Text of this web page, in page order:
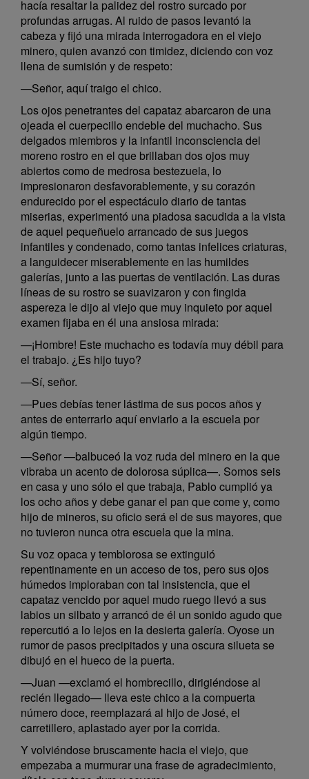
hacía resaltar la palidez del rostro surcado por
profundas arrugas. Al ruido de pasos levantó la
cabeza y fijó una mirada interrogadora en el viejo
minero, quien avanzó con timidez, diciendo con voz
llena de sumisión y de respeto:
—Señor, aquí traigo el chico.
Los ojos penetrantes del capataz abarcaron de una
ojeada el cuerpecillo endeble del muchacho. Sus
delgados miembros y la infantil inconsciencia del
moreno rostro en el que brillaban dos ojos muy
abiertos como de medrosa bestezuela, lo
impresionaron desfavorablemente, y su corazón
endurecido por el espectáculo diario de tantas
miserias, experimentó una piadosa sacudida a la vista
de aquel pequeñuelo arrancado de sus juegos
infantiles y condenado, como tantas infelices criaturas,
a languidecer miserablemente en las humildes
galerías, junto a las puertas de ventilación. Las duras
líneas de su rostro se suavizaron y con fingida
aspereza le dijo al viejo que muy inquieto por aquel
examen fijaba en él una ansiosa mirada:
—¡Hombre! Este muchacho es todavía muy débil para
el trabajo. ¿Es hijo tuyo?
—Sí, señor.
—Pues debías tener lástima de sus pocos años y
antes de enterrarlo aquí enviarlo a la escuela por
algún tiempo.
—Señor —balbuceó la voz ruda del minero en la que
vibraba un acento de dolorosa súplica—. Somos seis
en casa y uno sólo el que trabaja, Pablo cumplió ya
los ocho años y debe ganar el pan que come y, como
hijo de mineros, su oficio será el de sus mayores, que
no tuvieron nunca otra escuela que la mina.
Su voz opaca y temblorosa se extinguió
repentinamente en un acceso de tos, pero sus ojos
húmedos imploraban con tal insistencia, que el
capataz vencido por aquel mudo ruego llevó a sus
labios un silbato y arrancó de él un sonido agudo que
repercutió a lo lejos en la desierta galería. Oyose un
rumor de pasos precipitados y una oscura silueta se
dibujó en el hueco de la puerta.
—Juan —exclamó el hombrecillo, dirigiéndose al
recién llegado— lleva este chico a la compuerta
número doce, reemplazará al hijo de José, el
carretillero, aplastado ayer por la corrida.
Y volviéndose bruscamente hacia el viejo, que
empezaba a murmurar una frase de agradecimiento,